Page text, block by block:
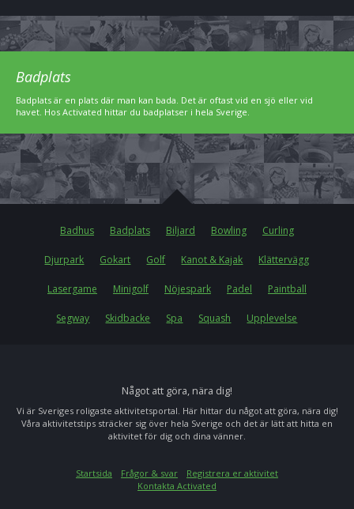
Badplats
Badplats är en plats där man kan bada. Det är oftast vid en sjö eller vid
havet. Hos Activated hittar du badplatser i hela Sverige.
Badhus Badplats Biljard Bowling Curling
Djurpark Gokart Golf Kanot & Kajak Klättervägg
Lasergame Minigolf Nöjespark Padel Paintball
Segway Skidbacke Spa Squash Upplevelse
Något att göra, nära dig!
Vi är Sveriges roligaste aktivitetsportal. Här hittar du något att göra, nära dig!
Våra aktivitetstips sträcker sig över hela Sverige och det är lätt att hitta en
aktivitet för dig och dina vänner.
Startsida Frågor & svar
Registrera er aktivitet
Kontakta Activated